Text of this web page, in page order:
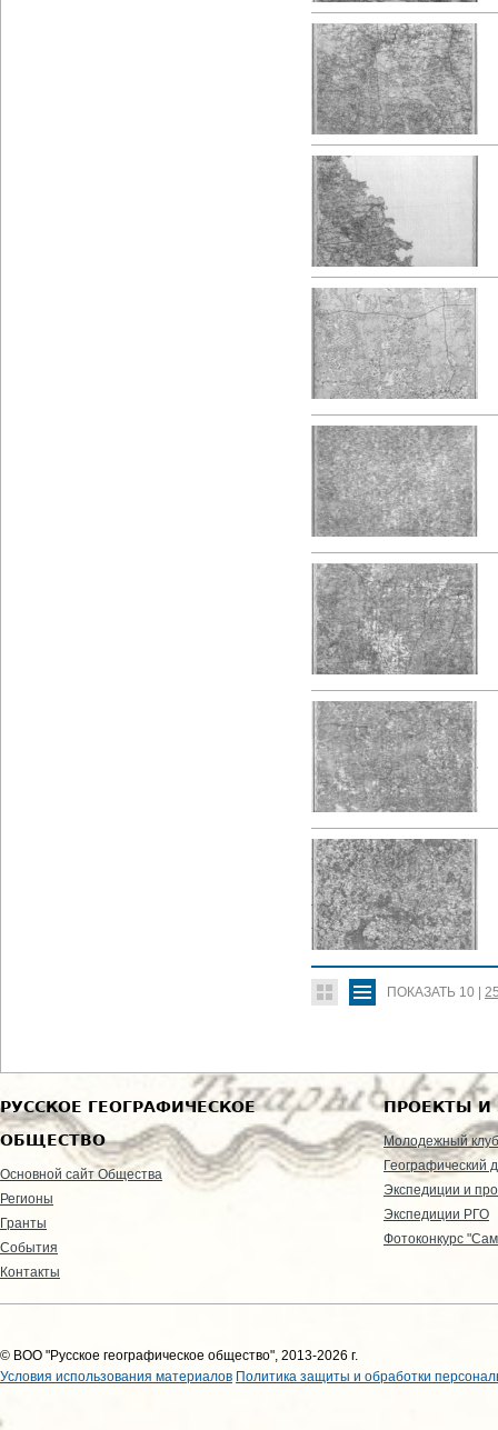
ПОКАЗАТЬ 10 |
РУССКОЕ ГЕОГРАФИЧЕСКОЕ
ОБЩЕСТВО
Основной сайт Общества
Регионы
Гранты
События
Контакты
ПРОЕКТЫ И
Молодежный клуб
Географический
Экспедиции и
Экспедиции РГО
Фотоконкурс
© ВОО "Русское географическое общество", 2013-2026 г.
Условия использования материалов Политика защиты и обработки